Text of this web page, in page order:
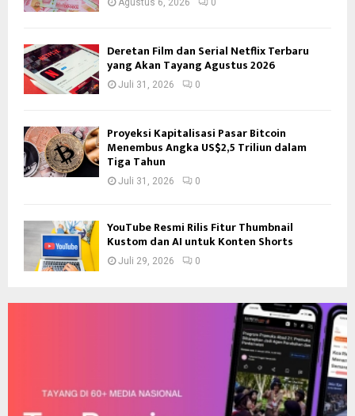
Deretan Film dan Serial Netflix Terbaru
yang Akan Tayang Agustus 2026
Juli 31, 2026 0
Proyeksi Kapitalisasi Pasar Bitcoin
Menembus Angka US$2,5 Triliun dalam
Tiga Tahun
Juli 31, 2026 0
YouTube Resmi Rilis Fitur Thumbnail
Kustom dan AI untuk Konten Shorts
Juli 29, 2026 0